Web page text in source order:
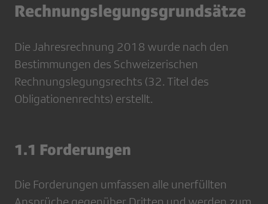
Rechnungslegungsgrundsätze
Die Jahresrechnung 2018 wurde nach den
Bestimmungen des Schweizerischen
Rechnungslegungsrechts (32. Titel des
Obligationenrechts) erstellt.
1.1 Forderungen
Die Forderungen umfassen alle unerfüllten